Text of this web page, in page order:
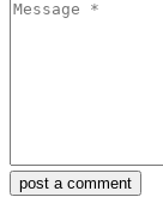
post a comment